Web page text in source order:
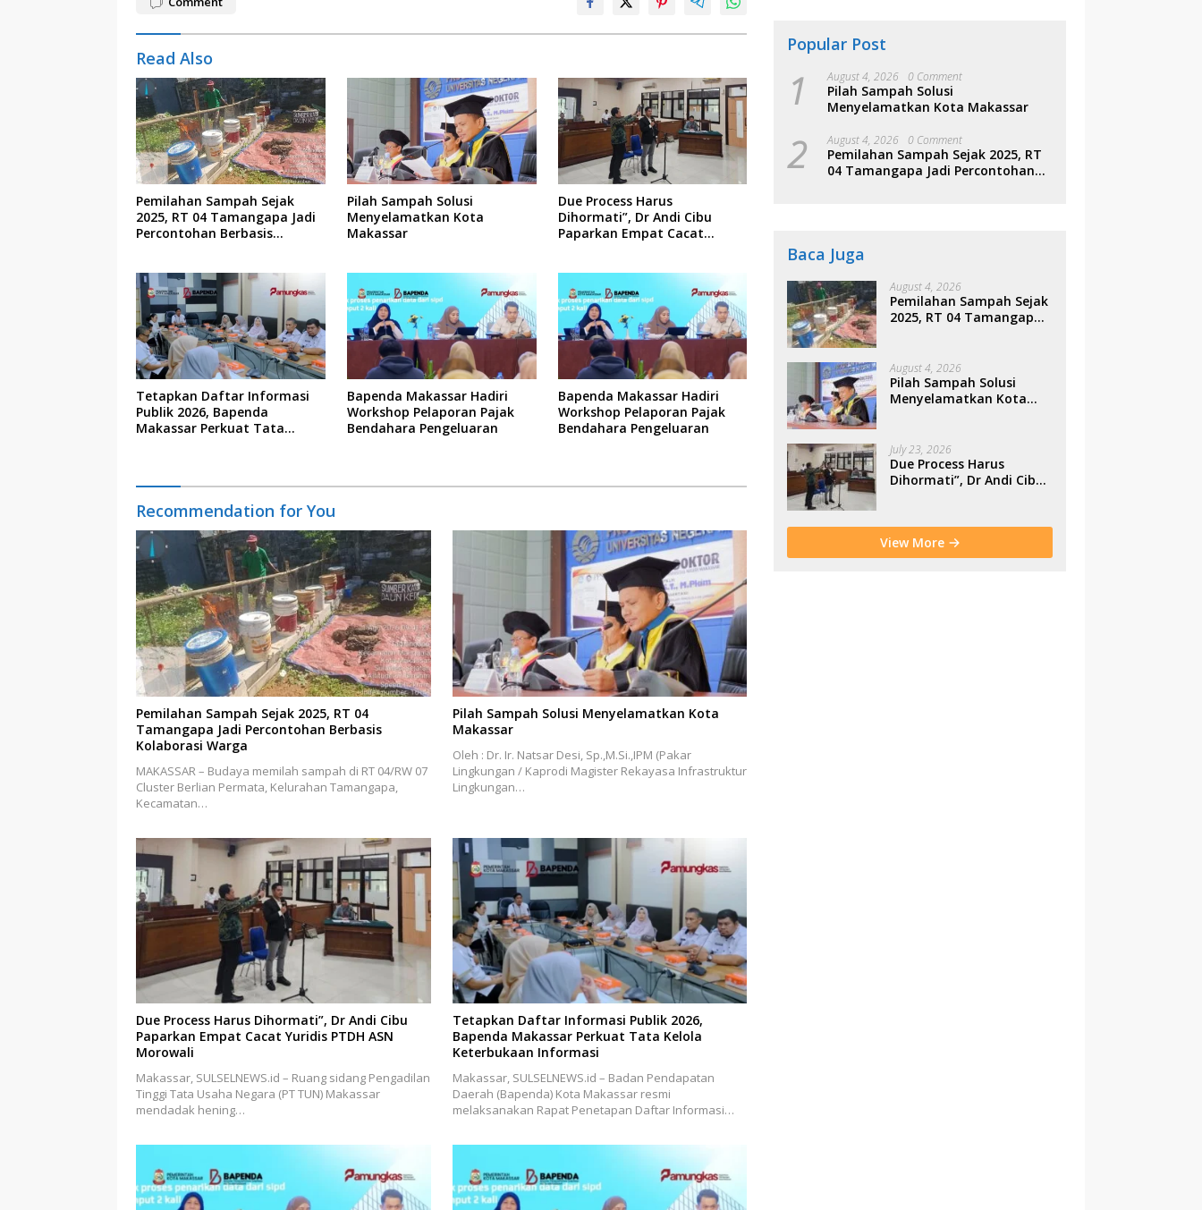
Read Also
Pemilahan Sampah Sejak
2025, RT 04 Tamangapa Jadi
Percontohan Berbasis
Pilah Sampah Solusi
Menyelamatkan Kota
Makassar
Due Process Harus
Dihormati”, Dr Andi Cibu
Paparkan Empat Cacat
Tetapkan Daftar Informasi
Publik 2026, Bapenda
Makassar Perkuat Tata
Bapenda Makassar Hadiri
Workshop Pelaporan Pajak
Bendahara Pengeluaran
Bapenda Makassar Hadiri
Workshop Pelaporan Pajak
Bendahara Pengeluaran
Recommendation for You
Pemilahan Sampah Sejak 2025, RT 04
Tamangapa Jadi Percontohan Berbasis
Kolaborasi Warga
MAKASSAR – Budaya memilah sampah di RT 04/RW 07
Cluster Berlian Permata, Kelurahan Tamangapa,
Kecamatan…
Pilah Sampah Solusi Menyelamatkan Kota
Makassar
Oleh : Dr. Ir. Natsar Desi, Sp.,M.Si.,IPM (Pakar
Lingkungan / Kaprodi Magister Rekayasa Infrastruktur
Lingkungan…
Due Process Harus Dihormati”, Dr Andi Cibu
Paparkan Empat Cacat Yuridis PTDH ASN
Morowali
Makassar, SULSELNEWS.id – Ruang sidang Pengadilan
Tinggi Tata Usaha Negara (PT TUN) Makassar
mendadak hening…
Tetapkan Daftar Informasi Publik 2026,
Bapenda Makassar Perkuat Tata Kelola
Keterbukaan Informasi
Makassar, SULSELNEWS.id – Badan Pendapatan
Daerah (Bapenda) Kota Makassar resmi
melaksanakan Rapat Penetapan Daftar Informasi…
Popular Post
1 August 4, 2026 0 Comment
Pilah Sampah Solusi
Menyelamatkan Kota Makassar
2 August 4, 2026 0 Comment
Pemilahan Sampah Sejak 2025, RT
04 Tamangapa Jadi Percontohan
Baca Juga
August 4, 2026
Pemilahan Sampah Sejak
2025, RT 04 Tamangapa
Warga
August 4, 2026
Pilah Sampah Solusi
Menyelamatkan Kota
July 23, 2026
Due Process Harus
Dihormati”, Dr Andi Cibu
Morowali
View More